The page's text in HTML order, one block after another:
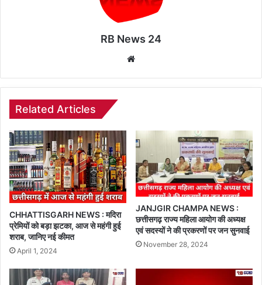
RB News 24
Related Articles
CHHATTISGARH NEWS : मदिरा
प्रेमियों को बड़ा झटका, आज से महंगी हुई
शराब, जानिए नई कीमत
April 1, 2024
JANJGIR CHAMPA NEWS :
छत्तीसगढ़ राज्य महिला आयोग की अध्यक्ष
एवं सदस्यों ने की प्रकरणों पर जन सुनवाई
November 28, 2024